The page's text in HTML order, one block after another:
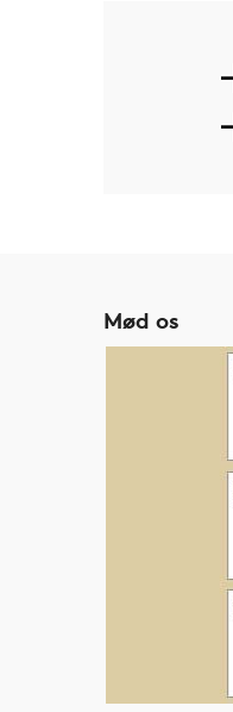
Mød os